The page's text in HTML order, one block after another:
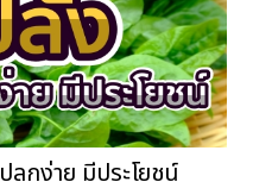
กง่าย มีประโยชน์